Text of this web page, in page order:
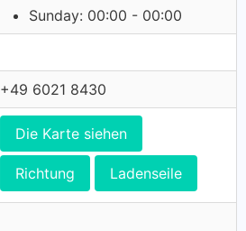
Sunday: 00:00 - 00:00
+49 6021 8430
Die Karte siehen
Richtung Ladenseile